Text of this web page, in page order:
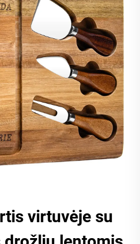
virtuvėje su